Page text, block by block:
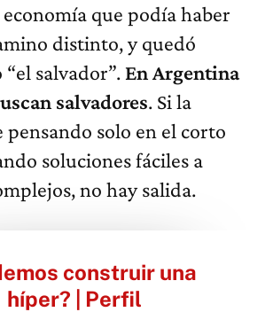
economía que podía haber
distinto, y quedó
salvador”. En Argentina
salvadores. Si la
solo en el corto
soluciones fáciles a
no hay salida.
construir una
híper? | Perfil